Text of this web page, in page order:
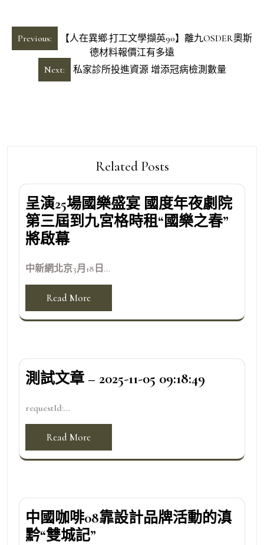
文
章
Previous:
【人在異鄉·打工文學擷英90】離九OSDER奧斯
德材料報價江有多遠
Next:
私家診所投進資源 增添冠病檢測數量
Related Posts
呈演25場國樂盛宴 國度年夜劇院
第三屆到九宮格時租“國樂之春”
將啟幕
中新網北京3月18日...
Read More
測試文章 – 2025-11-05 09:18:49
requestId:...
Read More
中國咖啡08靠設計品牌活動的滇
黔“雙城記”